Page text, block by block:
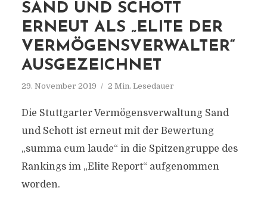
SAND UND SCHOTT
ERNEUT ALS „ELITE DER
VERMÖGENSVERWALTER“
AUSGEZEICHNET
29. November 2019 2 Min. Lesedauer
Die Stuttgarter Vermögensverwaltung Sand
und Schott ist erneut mit der Bewertung
„summa cum laude“ in die Spitzengruppe des
Rankings im „Elite Report“ aufgenommen
worden.